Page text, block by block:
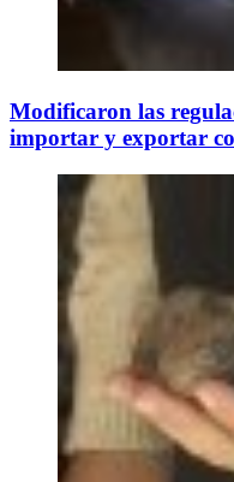
Modificaron las
importar y exportar